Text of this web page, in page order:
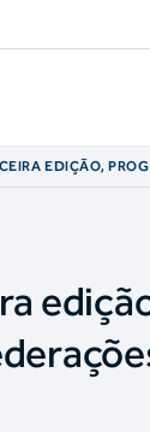
EDIÇÃO,